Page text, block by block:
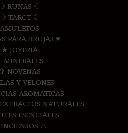
☽ RUNAS ☾
☽ TAROT ☾
AMULETOS
PARA BRUJAS ♥
★ JOYERIA
✞ NOVENAS
Y VELONES
AROMATICAS
NATURALES
ESENCIALES
♨